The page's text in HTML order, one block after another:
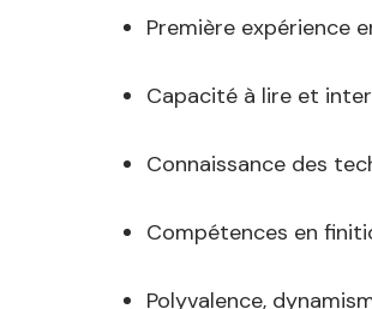
Première expérience
Capacité à lire et
Connaissance des
Compétences en
Polyvalence,